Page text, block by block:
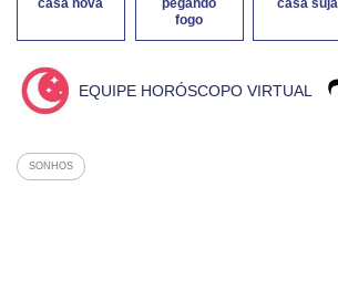
fogo
EQUIPE HORÓSCOPO VIRTUAL
SONHOS